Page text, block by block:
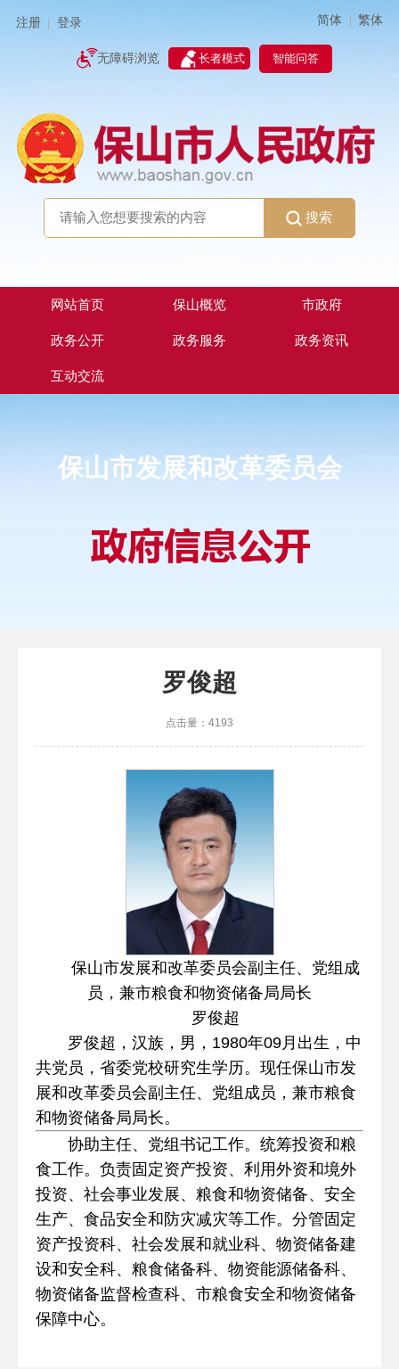
注册 登录 简体 | 繁体
无障碍浏览 长者模式 智能问答
搜索
网站首页 保山概览 市政府
政务公开 政务服务 政务资讯
互动交流
保山市发展和改革委员会
罗俊超
点击量： 4193
保山市发展和改革委员会副主任、党组成
员，兼市粮食和物资储备局局长
罗俊超
罗俊超，汉族，男，1980年09月出生，中
共党员，省委党校研究生学历。现任保山市发
展和改革委员会副主任、党组成员，兼市粮食
和物资储备局局长。
协助主任、党组书记工作。统筹投资和粮
食工作。负责固定资产投资、利用外资和境外
投资、社会事业发展、粮食和物资储备、安全
生产、食品安全和防灾减灾等工作。分管固定
资产投资科、社会发展和就业科、物资储备建
设和安全科、粮食储备科、物资能源储备科、
物资储备监督检查科、市粮食安全和物资储备
保障中心。